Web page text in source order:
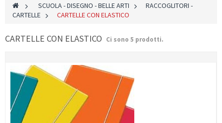
> SCUOLA - DISEGNO - BELLE ARTI >
RACCOGLITORI -
CARTELLE > CARTELLE CON ELASTICO
CARTELLE CON ELASTICO Ci sono 5 prodotti.